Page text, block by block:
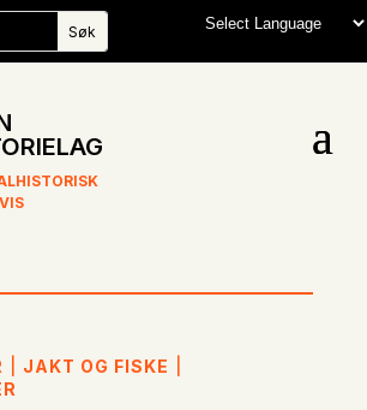
JAKT OG FISKE